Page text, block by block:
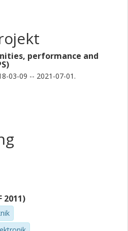
performance and
03-09 -- 2021-07-01.
2011)